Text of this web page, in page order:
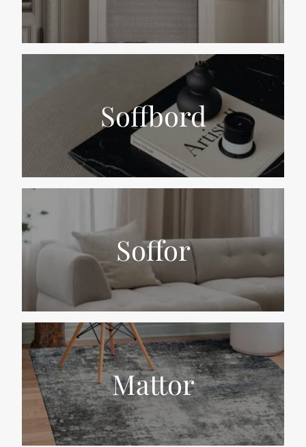
Soffbord
Soffor
Mattor